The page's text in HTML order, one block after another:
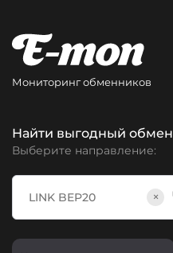
Мониторинг обменников
Найти выгодный обмен
Выберите направление:
×